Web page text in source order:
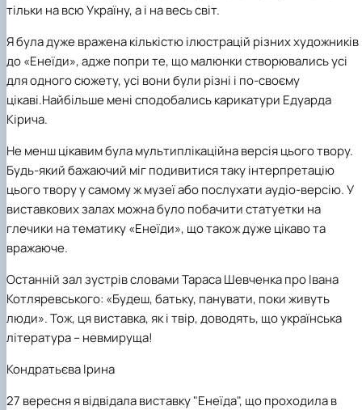
тільки на всю Україну, а і на весь світ.
Я була дуже вражена кількістю ілюстрацій різних художників
до «Енеїди», адже попри те, що малюнки створювались усі
для одного сюжету, усі вони були різні і по-своєму
цікаві.Найбільше мені сподобались карикатури Едуарда
Кірича.
Не менш цікавим була мультиплікаційна версія цього твору.
Будь-який бажаючий міг подивитися таку інтерпретацію
цього твору у самому ж музеї або послухати аудіо-версію. У
виставкових залах можна було побачити статуетки на
глечики на тематику «Енеїди», що також дуже цікаво та
вражаюче.
Останній зал зустрів словами Тараса Шевченка про Івана
Котляревського: «Будеш, батьку, панувати, поки живуть
люди». Тож, ця виставка, як і твір, доводять, що українська
література – невмируща!
Кондратьєва Ірина
27 вересня я відвідала виставку "Енеїда", що проходила в